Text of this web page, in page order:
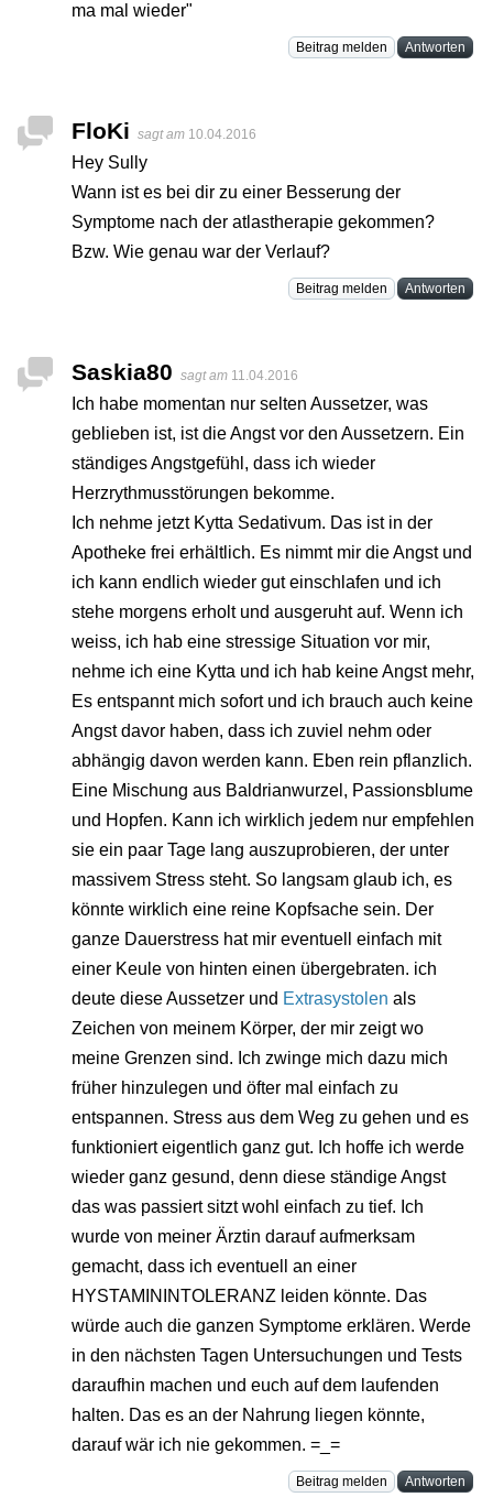
ma mal wieder"
Beitrag melden Antworten
FloKi sagt am 10.04.2016
Hey Sully
Wann ist es bei dir zu einer Besserung der
Symptome nach der atlastherapie gekommen?
Bzw. Wie genau war der Verlauf?
Beitrag melden Antworten
Saskia80 sagt am 11.04.2016
Ich habe momentan nur selten Aussetzer, was
geblieben ist, ist die Angst vor den Aussetzern. Ein
ständiges Angstgefühl, dass ich wieder
Herzrythmusstörungen bekomme.
Ich nehme jetzt Kytta Sedativum. Das ist in der
Apotheke frei erhältlich. Es nimmt mir die Angst und
ich kann endlich wieder gut einschlafen und ich
stehe morgens erholt und ausgeruht auf. Wenn ich
weiss, ich hab eine stressige Situation vor mir,
nehme ich eine Kytta und ich hab keine Angst mehr,
Es entspannt mich sofort und ich brauch auch keine
Angst davor haben, dass ich zuviel nehm oder
abhängig davon werden kann. Eben rein pflanzlich.
Eine Mischung aus Baldrianwurzel, Passionsblume
und Hopfen. Kann ich wirklich jedem nur empfehlen
sie ein paar Tage lang auszuprobieren, der unter
massivem Stress steht. So langsam glaub ich, es
könnte wirklich eine reine Kopfsache sein. Der
ganze Dauerstress hat mir eventuell einfach mit
einer Keule von hinten einen übergebraten. ich
deute diese Aussetzer und Extrasystolen als
Zeichen von meinem Körper, der mir zeigt wo
meine Grenzen sind. Ich zwinge mich dazu mich
früher hinzulegen und öfter mal einfach zu
entspannen. Stress aus dem Weg zu gehen und es
funktioniert eigentlich ganz gut. Ich hoffe ich werde
wieder ganz gesund, denn diese ständige Angst
das was passiert sitzt wohl einfach zu tief. Ich
wurde von meiner Ärztin darauf aufmerksam
gemacht, dass ich eventuell an einer
HYSTAMININTOLERANZ leiden könnte. Das
würde auch die ganzen Symptome erklären. Werde
in den nächsten Tagen Untersuchungen und Tests
daraufhin machen und euch auf dem laufenden
halten. Das es an der Nahrung liegen könnte,
darauf wär ich nie gekommen. =_=
Beitrag melden Antworten